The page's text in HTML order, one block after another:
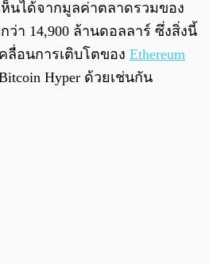
ห็นได้จากมูลค่าตลาดรวมของ
ว่า 14,900 ล้านดอลลาร์ ซึ่งสิ่งนี้
อนการเติบโตของ Ethereum
Hyper ด้วยเช่นกัน